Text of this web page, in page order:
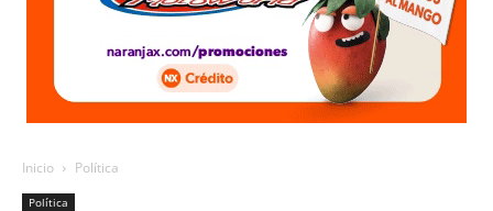
Inicio Política
Política